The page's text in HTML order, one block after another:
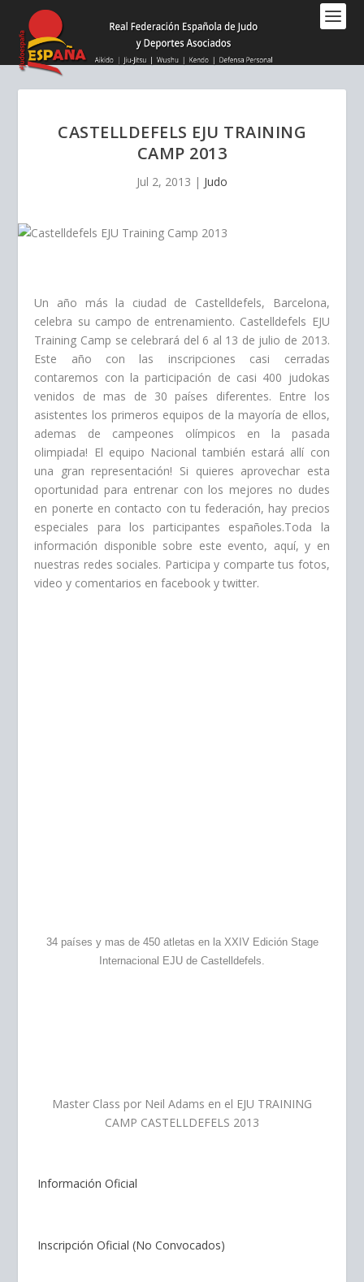
este
sitio
web
CASTELLDEFELS EJU TRAINING
CAMP 2013
Jul 2, 2013 | Judo
Un año más la ciudad de Castelldefels, Barcelona,
celebra su campo de entrenamiento. Castelldefels EJU
Training Camp se celebrará del 6 al 13 de julio de 2013.
Este año con las inscripciones casi cerradas
contaremos con la participación de casi 400 judokas
venidos de mas de 30 países diferentes. Entre los
asistentes los primeros equipos de la mayoría de ellos,
ademas de campeones olímpicos en la pasada
olimpiada! El equipo Nacional también estará allí con
una gran representación! Si quieres aprovechar esta
oportunidad para entrenar con los mejores no dudes
en ponerte en contacto con tu federación, hay precios
especiales para los participantes españoles.Toda la
información disponible sobre este evento, aquí, y en
nuestras redes sociales. Participa y comparte tus fotos,
video y comentarios en facebook y twitter.
34 países y mas de 450 atletas en la XXIV Edición Stage
Internacional EJU de Castelldefels.
Master Class por Neil Adams en el EJU TRAINING
CAMP CASTELLDEFELS 2013
Información Oficial
Inscripción Oficial (No Convocados)